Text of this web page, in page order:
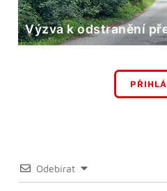
Výzva k odstranění
Odebírat